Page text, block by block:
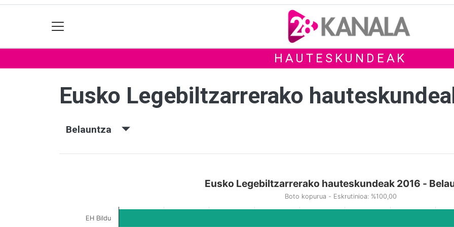
HAUTESKUNDEAK
Eusko Legebiltzarrerako
Belauntza
Eusko Legebiltzarrerako hauteskundeak 2016 -
Boto kopurua - Eskrutinioa: %100,00
EH Bildu